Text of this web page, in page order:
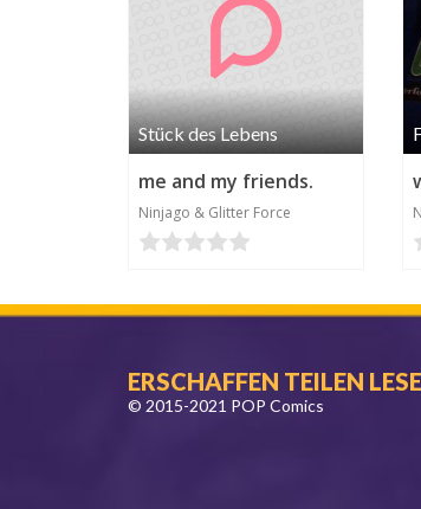
Stück des Lebens
me and my friends.
Ninjago & Glitter Force
ERSCHAFFEN TEILEN
© 2015-2021 POP Comics